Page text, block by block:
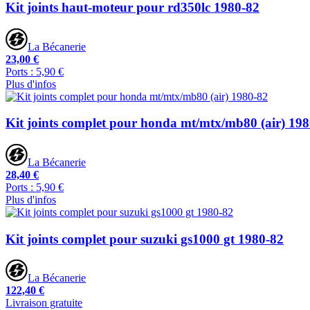
Kit joints haut-moteur pour rd350lc 1980-82
La Bécanerie
23,00 €
Ports : 5,90 €
Plus d'infos
Kit joints complet pour honda mt/mtx/mb80 (air)
La Bécanerie
28,40 €
Ports : 5,90 €
Plus d'infos
Kit joints complet pour suzuki gs1000 gt 1980-82
La Bécanerie
122,40 €
Livraison gratuite